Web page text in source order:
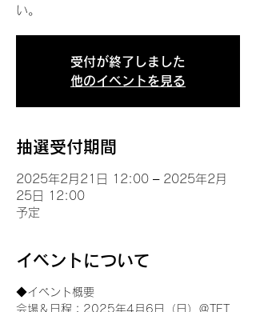
い。
受付が終了しました
他のイベントを見る
抽選受付期間
2025年2月21日 12:00 – 2025年2月
25日 12:00
予定
イベントについて
◆イベント概要
会場＆日程：2025年4月6日（日）＠TFT